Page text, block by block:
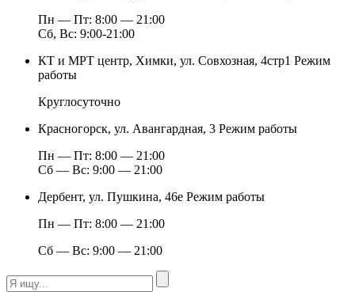
Пн — Пт: 8:00 — 21:00
Сб, Вс: 9:00-21:00
КТ и МРТ центр, Химки, ул. Совхозная, 4стр1 Режим
работы
Круглосуточно
Красногорск, ул. Авангардная, 3 Режим работы
Пн — Пт: 8:00 — 21:00
Сб — Вс: 9:00 — 21:00
Дербент, ул. Пушкина, 46е Режим работы
Пн — Пт: 8:00 — 21:00
Сб — Вс: 9:00 — 21:00